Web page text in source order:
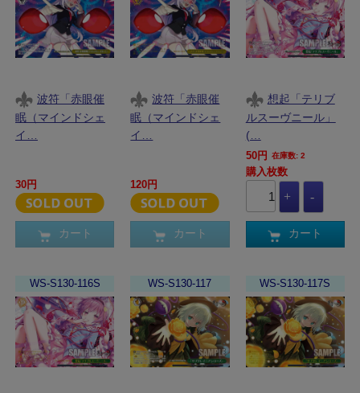
波符「赤眼催
眠（マインドシェ
イ…
30円
カート
波符「赤眼催
眠（マインドシェ
イ…
120円
カート
想起「テリブ
ルスーヴニール」
(…
50円 在庫数: 2
購入枚数
カート
WS-S130-116S WS-S130-117 WS-S130-117S